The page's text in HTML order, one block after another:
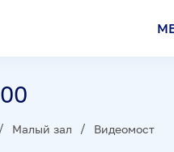
Малый зал Видеомост